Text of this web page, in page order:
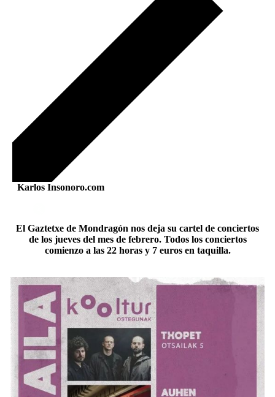
Karlos Insonoro.com
El Gaztetxe de Mondragón nos deja su cartel de conciertos
de los jueves del mes de febrero. Todos los conciertos
comienzo a las 22 horas y 7 euros en taquilla.